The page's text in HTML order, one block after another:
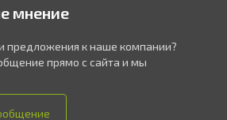
мнение
предложения к наше компании?
прямо с сайта и мы